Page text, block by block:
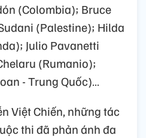
(Colombia); Bruce
(Palestine); Hilda
Julio Pavanetti
(Rumanio);
- Trung Quốc)…
Việt Chiến, những tác
thi đã phản ánh đa